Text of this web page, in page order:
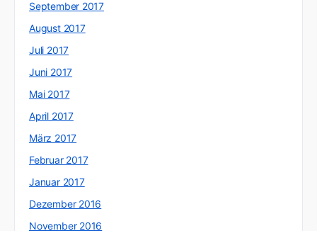
September 2017
August 2017
Juli 2017
Juni 2017
Mai 2017
April 2017
März 2017
Februar 2017
Januar 2017
Dezember 2016
November 2016